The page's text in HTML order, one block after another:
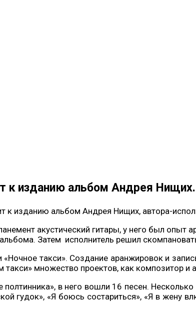
к изданию альбом Андрея Нищих.
к изданию альбом Андрея Нищих, автора-
акустический гитары, у него был опыт
Затем исполнитель решил
такси». Создание аранжировок и
такси» множество проектов, как композитор
в него вошли 16 песен.
гудок», «Я боюсь состариться», «Я в жену